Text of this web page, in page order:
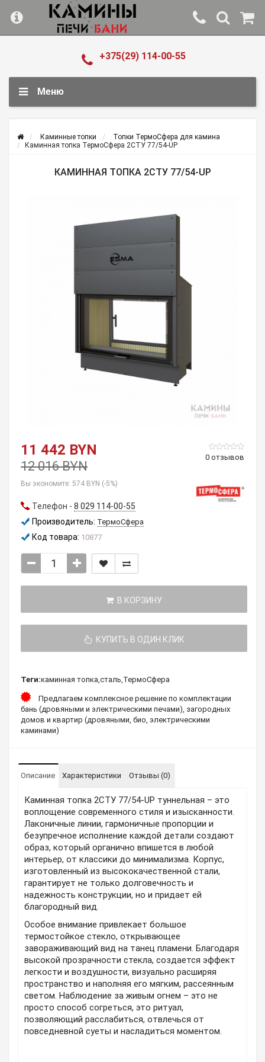
+375(29) 114-00-55
Меню
Каминные топки
Топки ТермоСфера для камина
Каминная топка ТермоСфера 2СТУ 77/54-UP
КАМИННАЯ ТОПКА 2СТУ 77/54-UP
0 отзывов
11 442 BYN
12 016 BYN
Вы экономите: 574 BYN (-5%)
Телефон - 8 029 114-00-55
Производитель: ТермоСфера
Код товара: 10877
В КОРЗИНУ
КУПИТЬ В ОДИН КЛИК
Теги:каминная топка,сталь,ТермоСфера
Предлагаем комплексное решение по комплектации
бань (дровяными и электрическими печами), загородных
домов и квартир (дровяными, био, электрическими
каминами)
Описание Характеристики Отзывы (0)
Каминная топка 2СТУ 77/54-UP туннельная – это
воплощение современного стиля и изысканности.
Лаконичные линии, гармоничные пропорции и
безупречное исполнение каждой детали создают
образ, который органично впишется в любой
интерьер, от классики до минимализма. Корпус,
изготовленный из высококачественной стали,
гарантирует не только долговечность и
надежность конструкции, но и придает ей
благородный вид.
Особое внимание привлекает большое
термостойкое стекло, открывающее
завораживающий вид на танец пламени. Благодаря
высокой прозрачности стекла, создается эффект
легкости и воздушности, визуально расширяя
пространство и наполняя его мягким, рассеянным
светом. Наблюдение за живым огнем – это не
просто способ согреться, это ритуал,
позволяющий расслабиться, отвлечься от
повседневной суеты и насладиться моментом.